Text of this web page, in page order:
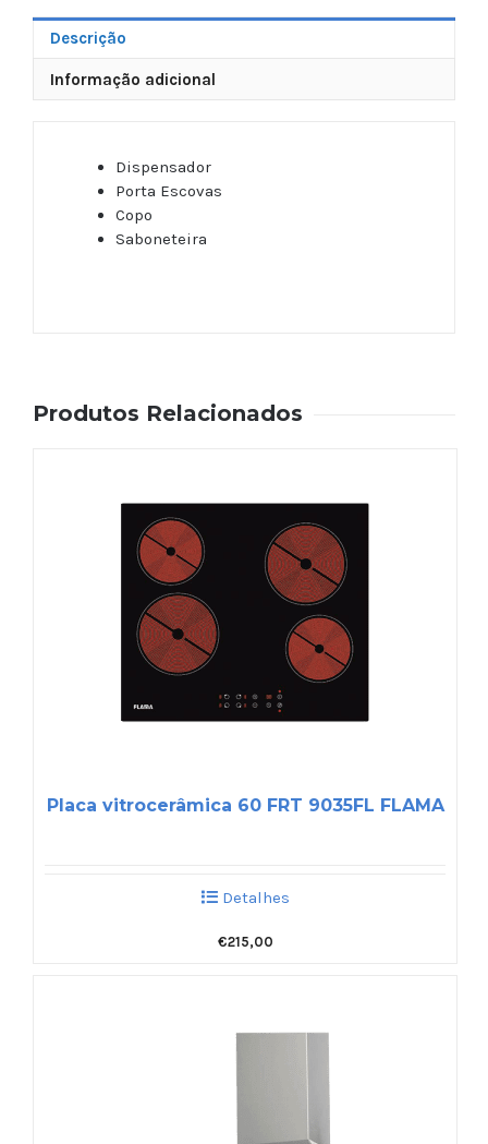
Descrição
Informação adicional
Dispensador
Porta Escovas
Copo
Saboneteira
Produtos Relacionados
Placa vitrocerâmica 60 FRT 9035FL FLAMA
Detalhes
€215,00